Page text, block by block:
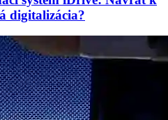
digitalizácia?